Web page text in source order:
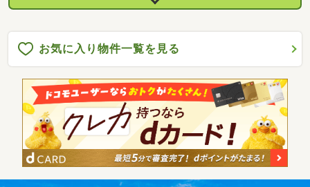
お気に入り物件一覧を見る